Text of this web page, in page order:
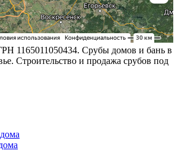
1165011050434. Срубы домов и бань в
Строительство и продажа срубов под